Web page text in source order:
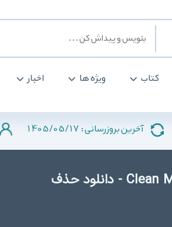
کتاب ویژه ها اخبار
آخرین بروزرسانی : 1405/05/17
دانلود Clean Master 7.5.3 for Android +4.2 - دانلود حذف